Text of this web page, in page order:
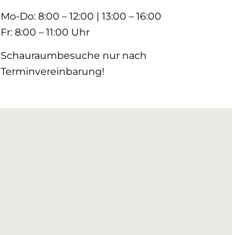
Mo-Do: 8:00 – 12:00 | 13:00 – 16:00
Fr: 8:00 – 11:00 Uhr
Schauraumbesuche nur nach
Terminvereinbarung!